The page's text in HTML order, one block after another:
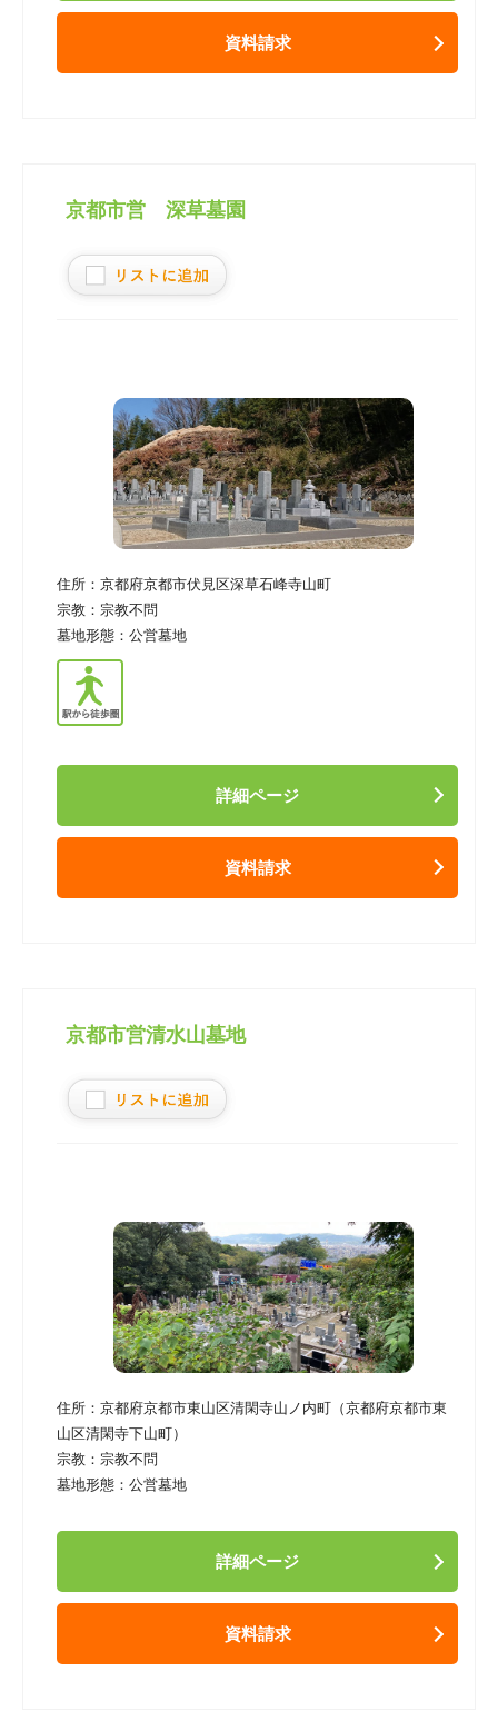
資料請求
京都市営 深草墓園
住所： 京都府京都市伏見区深草石峰寺山町
宗教： 宗教不問
墓地形態： 公営墓地
詳細ページ
資料請求
京都市営清水山墓地
住所： 京都府京都市東山区清閑寺山ノ内町（京都府京都市東
山区清閑寺下山町）
宗教： 宗教不問
墓地形態： 公営墓地
詳細ページ
資料請求